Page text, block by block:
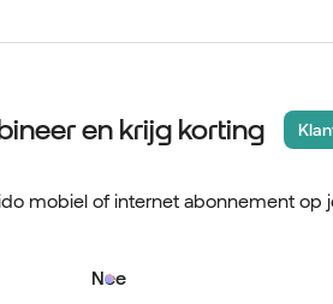
en krijg korting
mobiel of internet abonnement op
Nee